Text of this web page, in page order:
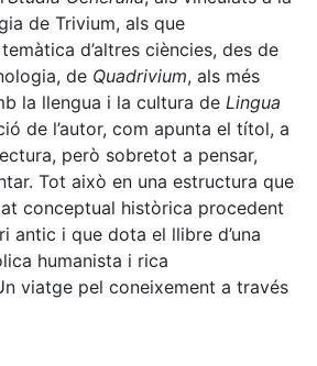
de Trivium, als que
d’altres ciències, des de
de Quadrivium, als més
la llengua i la cultura de Lingua
de l’autor, com apunta el títol, a
però sobretot a pensar,
Tot això en una estructura que
conceptual històrica procedent
antic i que dota el llibre d’una
humanista i rica
viatge pel coneixement a través